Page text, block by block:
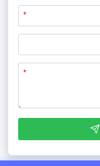
*
*